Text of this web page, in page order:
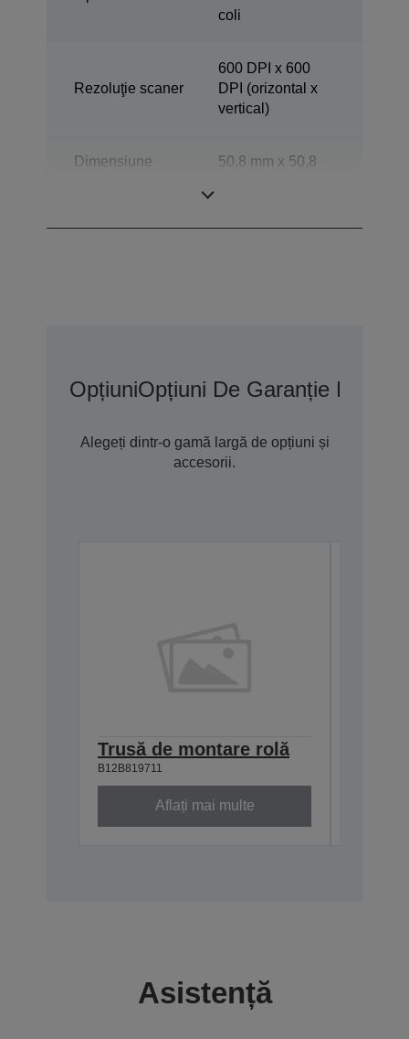
coli
Rezoluţie scaner
600 DPI x 600
DPI (orizontal x
vertical)
Dimensiune
50,8 mm x 50,8
OpțiuniOpțiuni De Garanție
Alegeți dintr-o gamă largă de opțiuni și
accesorii.
Trusă de montare rolă
B12B819711
Aflați mai multe
Asistență